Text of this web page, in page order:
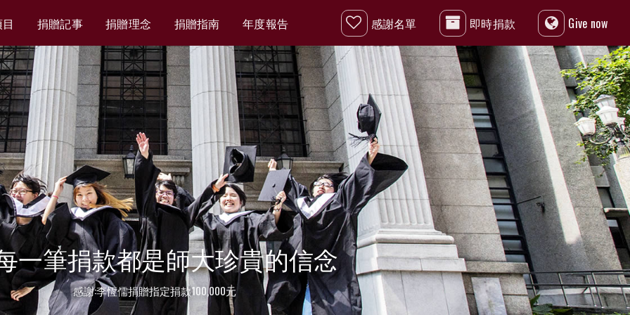
捐贈記事 捐贈理念 捐贈指南 年度報告 感謝名單 即時捐款 Give now
一筆捐款都是師大珍貴的信念
感謝:李恆儒捐贈指定捐款100,000元
感謝:師大人捐贈指定捐款100元 感謝:師大人捐贈指定捐款200元